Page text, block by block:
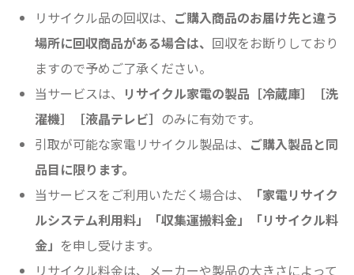
リサイクル品の回収は、 ご購入商品のお届け先と違う
場所に回収商品がある場合は、 回収をお断りしており
ますので予めご了承ください。
当サービスは、 リサイクル家電の製品［冷蔵庫］［洗
濯機］［液晶テレビ］ のみに有効です。
引取が可能な家電リサイクル製品は、 ご購入製品と同
品目に限ります。
当サービスをご利用いただく場合は、
「家電リサイク
ルシステム利用料」「収集運搬料金」「リサイクル料
金」 を申し受けます。
リサイクル料金は、メーカーや製品の大きさによって